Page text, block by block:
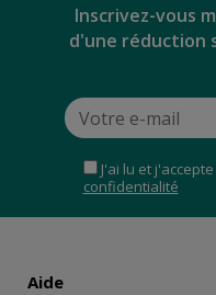
Inscrivez-vous
d'une réduction
J'ai lu et j'accepte
confidentialité
Aide